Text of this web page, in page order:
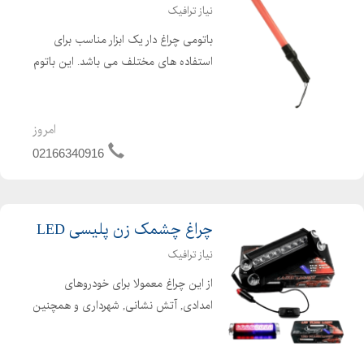
نیاز ترافیک
باتومی چراغ دار یک ابزار مناسب برای
استفاده های مختلف می باشد. این باتوم
1.5 ولتی نیاز دارد. این وسیله کاربردی 52
امروز
02166340916
چراغ چشمک زن پلیسی LED
نیاز ترافیک
از این چراغ معمولا برای خودروهای
امدادی, آتش نشانی, شهرداری و همچنین